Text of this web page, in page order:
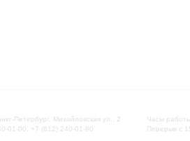
Петербург, Михайловская ул., 2
01-00, +7 (812) 240-01-80
Часы
Перерыв с